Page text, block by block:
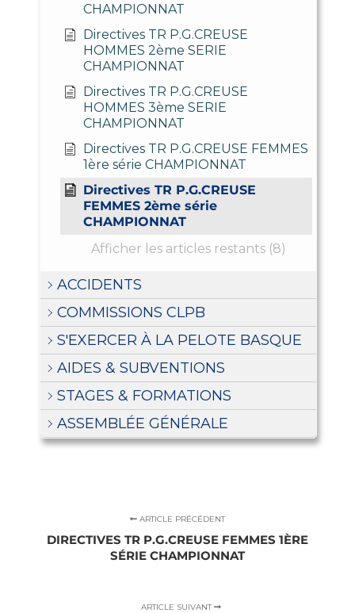
CHAMPIONNAT
Directives TR P.G.CREUSE
HOMMES 2ème SERIE
CHAMPIONNAT
Directives TR P.G.CREUSE
HOMMES 3ème SERIE
CHAMPIONNAT
Directives TR P.G.CREUSE FEMMES
1ère série CHAMPIONNAT
Directives TR P.G.CREUSE
FEMMES 2ème série
CHAMPIONNAT
Afficher les articles restants (8)
ACCIDENTS
COMMISSIONS CLPB
S'EXERCER À LA PELOTE BASQUE
AIDES & SUBVENTIONS
STAGES & FORMATIONS
ASSEMBLÉE GÉNÉRALE
ARTICLE PRÉCÉDENT
DIRECTIVES TR P.G.CREUSE FEMMES 1ÈRE
SÉRIE CHAMPIONNAT
ARTICLE SUIVANT